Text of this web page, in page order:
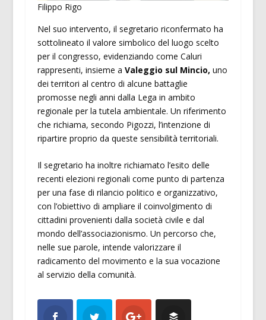
Filippo Rigo
Nel suo intervento, il segretario riconfermato ha
sottolineato il valore simbolico del luogo scelto
per il congresso, evidenziando come Caluri
rappresenti, insieme a Valeggio sul Mincio, uno
dei territori al centro di alcune battaglie
promosse negli anni dalla Lega in ambito
regionale per la tutela ambientale. Un riferimento
che richiama, secondo Pigozzi, l’intenzione di
ripartire proprio da queste sensibilità territoriali.
Il segretario ha inoltre richiamato l’esito delle
recenti elezioni regionali come punto di partenza
per una fase di rilancio politico e organizzativo,
con l’obiettivo di ampliare il coinvolgimento di
cittadini provenienti dalla società civile e dal
mondo dell’associazionismo. Un percorso che,
nelle sue parole, intende valorizzare il
radicamento del movimento e la sua vocazione
al servizio della comunità.